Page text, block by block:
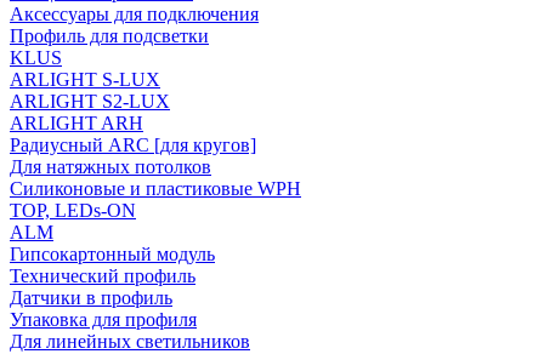
Аксессуары для подключения
Профиль для подсветки
KLUS
ARLIGHT S-LUX
ARLIGHT S2-LUX
ARLIGHT ARH
Радиусный ARC [для кругов]
Для натяжных потолков
Силиконовые и пластиковые WPH
TOP, LEDs-ON
ALM
Гипсокартонный модуль
Технический профиль
Датчики в профиль
Упаковка для профиля
Для линейных светильников